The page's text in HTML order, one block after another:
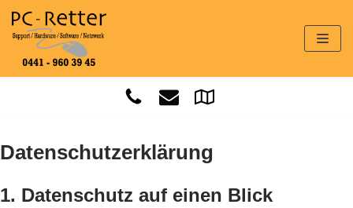
Zum
Inhalt
Datenschutzerklärung
1. Datenschutz auf einen Blick